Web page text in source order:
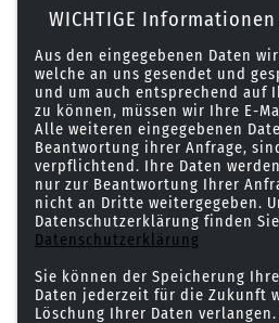
WICHTIGE
Aus den eingegebenen Daten
welche an uns gesendet und
und um auch entsprechend auf
zu können, müssen wir Ihre E-
Alle weiteren eingegebenen
Beantwortung ihrer Anfrage,
verpflichtend. Ihre Daten
nur zur Beantwortung Ihrer
nicht an Dritte weitergegeben.
Datenschutzerklärung finden
Datenschutzerklärung
Sie können der Speicherung
Daten jederzeit für die Zukunft
Löschung Ihrer Daten